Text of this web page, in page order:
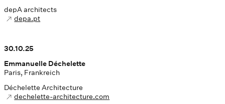
depA architects
depa.pt
30.10.25
Emmanuelle Déchelette
Paris, Frankreich
Déchelette Architecture
dechelette-architecture.com